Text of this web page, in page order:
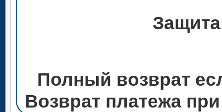
Полный возврат
Возврат платежа